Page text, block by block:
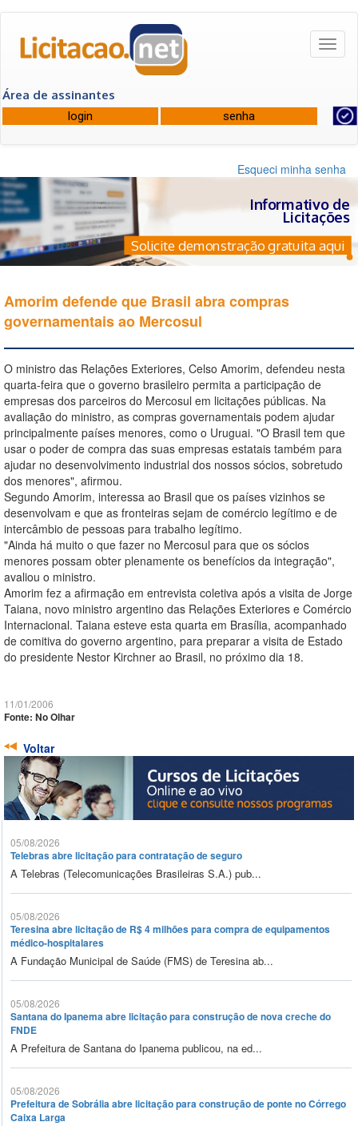
Área de assinantes
Esqueci minha senha
Informativo de
Licitações
Solicite demonstração gratuita aqui
Amorim defende que Brasil abra compras
governamentais ao Mercosul
O ministro das Relações Exteriores, Celso Amorim, defendeu nesta
quarta-feira que o governo brasileiro permita a participação de
empresas dos parceiros do Mercosul em licitações públicas. Na
avaliação do ministro, as compras governamentais podem ajudar
principalmente países menores, como o Uruguai. "O Brasil tem que
usar o poder de compra das suas empresas estatais também para
ajudar no desenvolvimento industrial dos nossos sócios, sobretudo
dos menores", afirmou.
Segundo Amorim, interessa ao Brasil que os países vizinhos se
desenvolvam e que as fronteiras sejam de comércio legítimo e de
intercâmbio de pessoas para trabalho legítimo.
"Ainda há muito o que fazer no Mercosul para que os sócios
menores possam obter plenamente os benefícios da integração",
avaliou o ministro.
Amorim fez a afirmação em entrevista coletiva após a visita de Jorge
Taiana, novo ministro argentino das Relações Exteriores e Comércio
Internacional. Taiana esteve esta quarta em Brasília, acompanhado
de comitiva do governo argentino, para preparar a visita de Estado
do presidente Nestor Kirchner ao Brasil, no próximo dia 18.
11/01/2006
Fonte: No Olhar
Voltar
05/08/2026
Telebras abre licitação para contratação de seguro
A Telebras (Telecomunicações Brasileiras S.A.) pub...
05/08/2026
Teresina abre licitação de R$ 4 milhões para compra de equipamentos
médico-hospitalares
A Fundação Municipal de Saúde (FMS) de Teresina ab...
05/08/2026
Santana do Ipanema abre licitação para construção de nova creche do
FNDE
A Prefeitura de Santana do Ipanema publicou, na ed...
05/08/2026
Prefeitura de Sobrália abre licitação para construção de ponte no Córrego
Caixa Larga